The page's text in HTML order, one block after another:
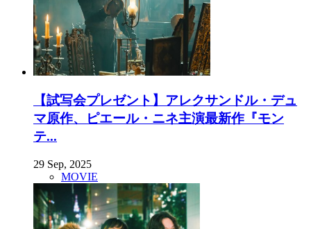
【試写会プレゼント】アレクサンドル・デュ
マ原作、ピエール・ニネ主演最新作『モン
テ...
29 Sep, 2025
MOVIE